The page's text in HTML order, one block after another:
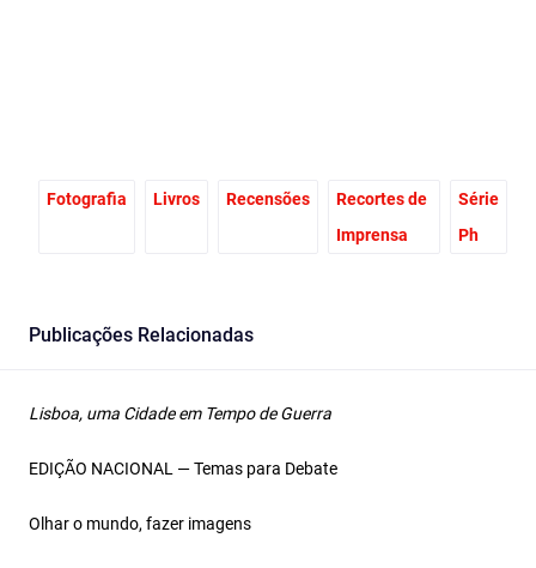
Fotografia Livros Recensões
Recortes de
Imprensa
Série
Ph
Publicações Relacionadas
Lisboa, uma Cidade em Tempo de Guerra
EDIÇÃO NACIONAL — Temas para Debate
Olhar o mundo, fazer imagens